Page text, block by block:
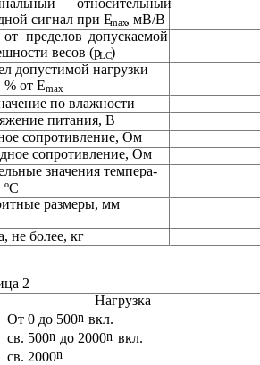
сигнал при Еmax, мВ/В
от пределов допускаемой
весов (pLC)
допустимой нагрузки
% от Emax
по влажности
значения темпера-
размеры, мм
не более, кг
2
Нагрузка
От 0 до 500n вкл.
св. 500n до 2000n вкл.
св. 2000n